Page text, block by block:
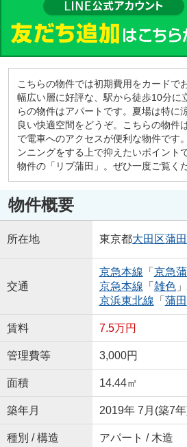
こちらの物件では初期費用をカードで
幅広い層に好評な、駅から徒歩10分に
らの物件はアパートです。夏場は特に
良い快適空間をどうぞ。こちらの物件
で電車へのアクセスが便利な物件です
ンニングをする上で抑えたいポイント
物件の「リブ蒲田」。ぜひ一度ご覧く
物件概要
所在地 東京都大田区蒲田
交通
京急本線 「 京急
京急本線 「 雑色
京浜東北線 「 蒲田
賃料 7.5万円
管理費等 3,000円
面積 14.44㎡
築年月 2019年 7月(築7
種別 / 構造 アパート / 木造